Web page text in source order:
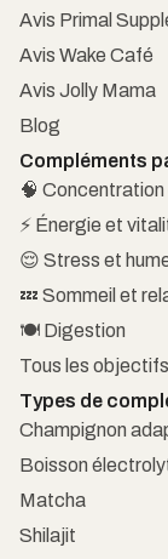
Avis Primal
Avis Wake Café
Avis Jolly Mama
Blog
Compléments
🧠
⚡ Énergie et
😌 Stress et
💤 Sommeil et
🍽️ Digestion
Tous les objectifs
Types de
Champignon
Boisson
Matcha
Shilajit